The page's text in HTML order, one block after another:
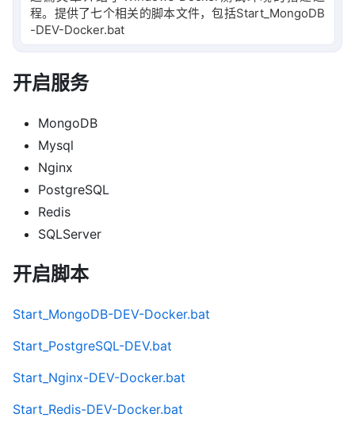
程。提供了七个相关的脚本文件，包括Start_MongoDB
-DEV-Docker.bat、
开启服务
MongoDB
Mysql
Nginx
PostgreSQL
Redis
SQLServer
开启脚本
Start_MongoDB-DEV-Docker.bat
Start_PostgreSQL-DEV.bat
Start_Nginx-DEV-Docker.bat
Start_Redis-DEV-Docker.bat